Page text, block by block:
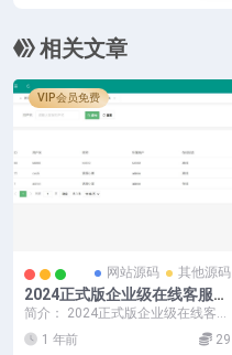
相关文章
VIP会员免费
网站源码 其他源码
2024正式版企业级在线客服系
统源码+语音定位+快捷回复
+图片视频传输+安装教程；
简介： 2024正式版企业级在线客服
系统源码+语音定位+快捷回复+图
片视频传输+...
1 年前 29